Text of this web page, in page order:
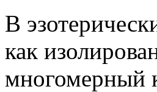
В
как
многомерный